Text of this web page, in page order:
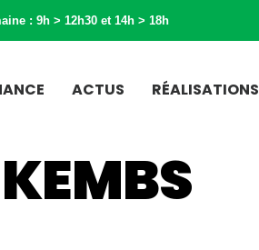
: 9h > 12h30 et 14h > 18h
ACTUS RÉALISATIONS